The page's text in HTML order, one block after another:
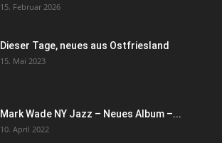
15. Februar 2026
Dieser Tage, neues aus Ostfriesland
15. Mai 2023
Mark Wade NY Jazz – Neues Album –...
10. April 2022